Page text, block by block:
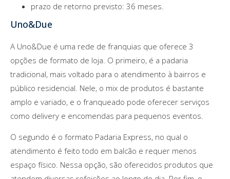
prazo de retorno previsto: 36 meses.
Uno&Due
A Uno&Due é uma rede de franquias que oferece 3
opções de formato de loja. O primeiro, é a padaria
tradicional, mais voltado para o atendimento à bairros e
público residencial. Nele, o mix de produtos é bastante
amplo e variado, e o franqueado pode oferecer serviços
como delivery e encomendas para pequenos eventos.
O segundo é o formato Padaria Express, no qual o
atendimento é feito todo em balcão e requer menos
espaço físico. Nessa opção, são oferecidos produtos que